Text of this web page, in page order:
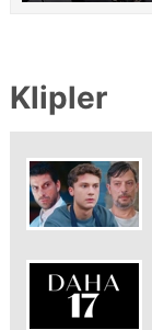
Klipler